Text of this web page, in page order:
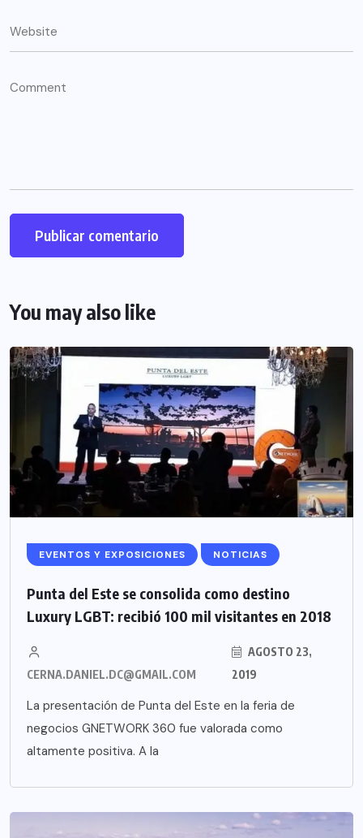
You may also like
EVENTOS Y EXPOSICIONES NOTICIAS
Punta del Este se consolida como destino
Luxury LGBT: recibió 100 mil visitantes en 2018
CERNA.DANIEL.DC@GMAIL.COM
AGOSTO 23,
2019
La presentación de Punta del Este en la feria de
negocios GNETWORK 360 fue valorada como
altamente positiva. A la